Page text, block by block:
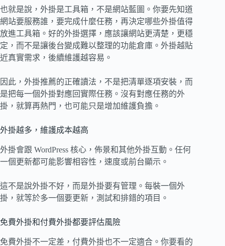
也就是說，外掛是工具箱，不是網站藍圖。你要先知道
網站要服務誰，要完成什麼任務，再決定哪些外掛值得
放進工具箱。好的外掛選擇，應該讓網站更清楚，更穩
定，而不是讓後台變成難以整理的功能倉庫。外掛越貼
近真實需求，後續維護越容易。
因此，外掛推薦的正確讀法，不是把清單逐項安裝，而
是把每一個外掛對應回實際任務。沒有對應任務的外
掛，就算再熱門，也可能只是增加維護負擔。
外掛越多，維護成本越高
外掛會跟 WordPress 核心，佈景和其他外掛互動。任何
一個更新都可能影響相容性，速度或前台顯示。
這不是說外掛不好，而是外掛要有管理。每裝一個外
掛，就等於多一個要更新，測試和排錯的項目。
免費外掛和付費外掛都要評估風險
免費外掛不一定差，付費外掛也不一定適合。你要看的